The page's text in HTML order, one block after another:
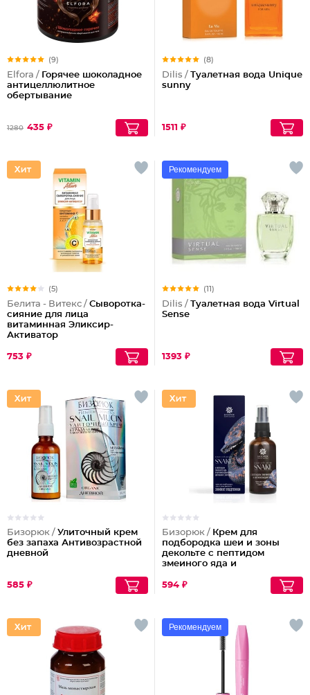
(9)
Elfora / Горячее шоколадное
антицеллюлитное
обертывание
1280 435 ₽
(8)
Dilis / Туалетная вода Unique
sunny
1511 ₽
(5)
Белита - Витекс / Сыворотка-
сияние для лица
витаминная Эликсир-
Активатор
753 ₽
Рекомендуем
(11)
Dilis / Туалетная вода Virtual
Sense
1393 ₽
Бизорюк / Улиточный крем
без запаха Антивозрастной
дневной
585 ₽
Бизорюк / Крем для
подбородка шеи и зоны
декольте с пептидом
змеиного яда и
594 ₽
Рекомендуем